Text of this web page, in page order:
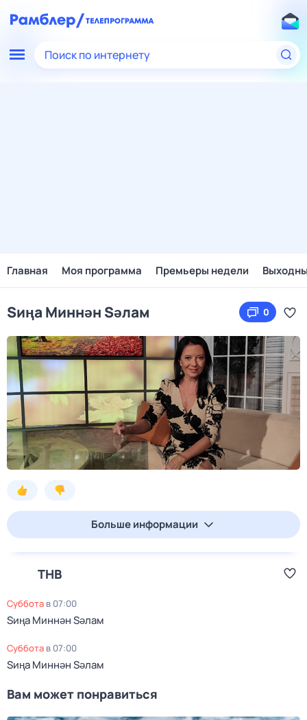
Поиск по интернету
Главная Моя программа Премьеры недели
Sиңа Mиннән Sәлам 0
Больше информации
ТНВ
суббота в 07:00
Sиңа Mиннән Sәлам
суббота в 07:00
Sиңа Mиннән Sәлам
Вам может понравиться